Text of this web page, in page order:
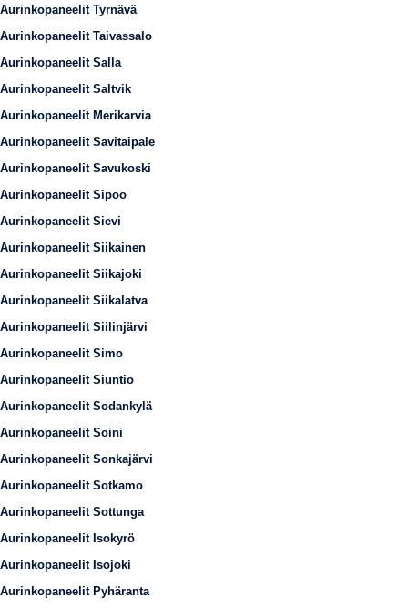
Aurinkopaneelit Tyrnävä
Aurinkopaneelit Taivassalo
Aurinkopaneelit Salla
Aurinkopaneelit Saltvik
Aurinkopaneelit Merikarvia
Aurinkopaneelit Savitaipale
Aurinkopaneelit Savukoski
Aurinkopaneelit Sipoo
Aurinkopaneelit Sievi
Aurinkopaneelit Siikainen
Aurinkopaneelit Siikajoki
Aurinkopaneelit Siikalatva
Aurinkopaneelit Siilinjärvi
Aurinkopaneelit Simo
Aurinkopaneelit Siuntio
Aurinkopaneelit Sodankylä
Aurinkopaneelit Soini
Aurinkopaneelit Sonkajärvi
Aurinkopaneelit Sotkamo
Aurinkopaneelit Sottunga
Aurinkopaneelit Isokyrö
Aurinkopaneelit Isojoki
Aurinkopaneelit Pyhäranta